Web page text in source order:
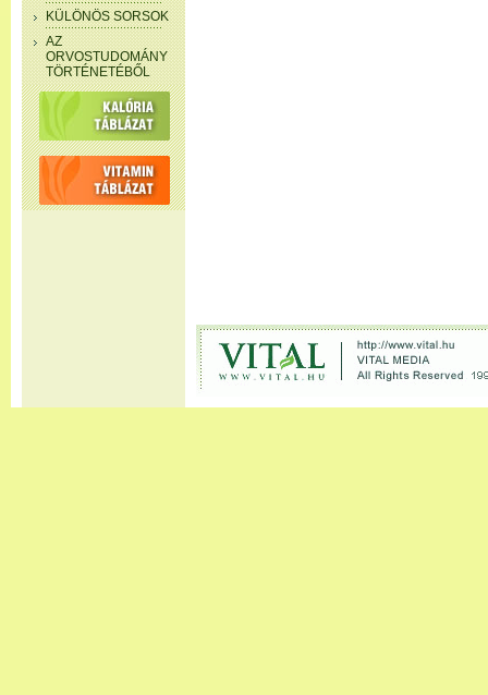
KÜLÖNÖS SORSOK
AZ
ORVOSTUDOMÁNY
TÖRTÉNETÉBŐL